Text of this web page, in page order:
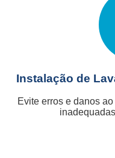
Instalação de
Evite erros e danos